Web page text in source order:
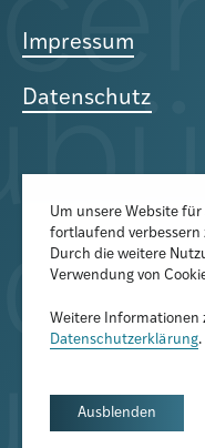
Impressum
Datenschutz
Der
aktuelle
Publikationen
Newsletter
Um unsere Website
fortlaufend verbessern
Durch die weitere
Verwendung von
Weitere Informationen
Datenschutzerklärung.
Ausblenden